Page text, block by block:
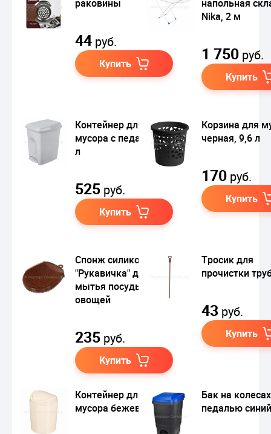
раковины
44 руб.
Купить
напольная
Nika, 2 м
1 750 руб.
Купить
Контейнер для
мусора с педалью, 7
л
525 руб.
Купить
Корзина для
черная, 9,6 л
170 руб.
Купить
Спонж силиконовый
"Рукавичка" для
мытья посуды и
овощей
235 руб.
Купить
Тросик для
прочистки
43 руб.
Купить
Контейнер для
мусора бежевый, 1 л
Бак на
педалью